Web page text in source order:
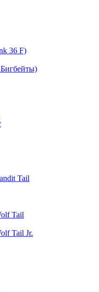
36 F)
Tail
Tail
Tail Jr.